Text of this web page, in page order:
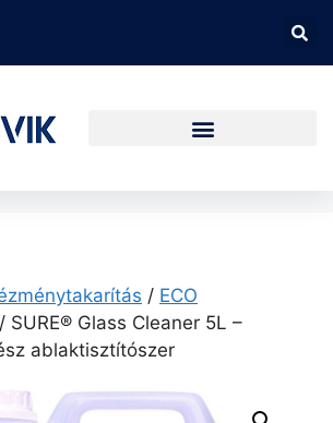
/ ECO
/ SURE® Glass Cleaner 5L –
ablaktisztítószer